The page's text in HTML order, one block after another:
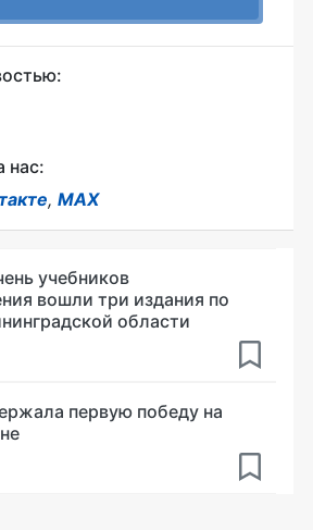
нас:
, MAX
учебников
вошли три издания по
области
первую победу на